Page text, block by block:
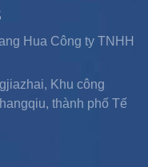
Hua Công ty TNHH
Khu công
thành phố Tế